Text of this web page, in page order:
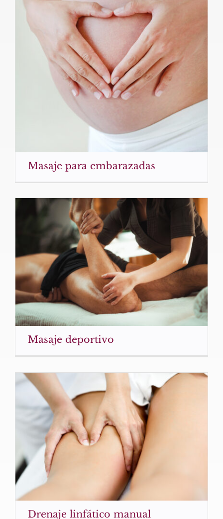
Masaje para embarazadas
Masaje deportivo
Drenaje linfático manual